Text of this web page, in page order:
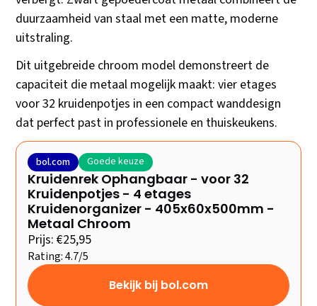
duurzaamheid van staal met een matte, moderne
uitstraling.
Dit uitgebreide chroom model demonstreert de
capaciteit die metaal mogelijk maakt: vier etages
voor 32 kruidenpotjes in een compact wanddesign
dat perfect past in professionele en thuiskeukens.
bol.com Goede keuze
Kruidenrek Ophangbaar - voor 32
Kruidenpotjes - 4 etages
Kruidenorganizer - 405x60x500mm -
Metaal Chroom
Prijs: €25,95
Rating: 4.7/5
Bekijk bij bol.com